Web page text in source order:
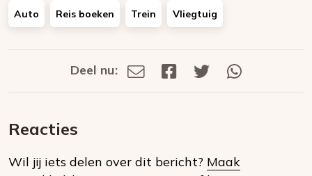
Auto Reis boeken Trein Vliegtuig
Deel
social
Deel nu:
Deel
Deel
Deel
Reacties
Wil jij iets delen over dit bericht? Maak